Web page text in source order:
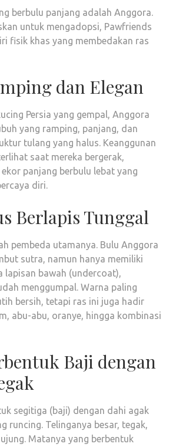
berbulu panjang adalah Anggora.
untuk mengadopsi, Pawfriends
fisik khas yang membedakan ras
dan Elegan
Persia yang gempal, Anggora
yang ramping, panjang, dan
tulang yang halus. Keanggunan
saat mereka bergerak,
panjang berbulu lebat yang
diri.
Berlapis Tunggal
pembeda utamanya. Bulu Anggora
sutra, namun hanya memiliki
lapisan bawah (undercoat),
menggumpal. Warna paling
bersih, tetapi ras ini juga hadir
abu-abu, oranye, hingga kombinasi
Baji dengan
segitiga (baji) dengan dahi agak
runcing. Telinganya besar, tegak,
Matanya yang berbentuk